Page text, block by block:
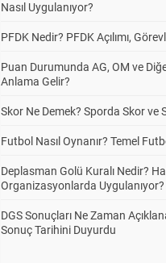
Nasıl Uygulanıyor?
PFDK Nedir? PFDK Açılımı,
Puan Durumunda AG, OM ve
Anlama Gelir?
Skor Ne Demek? Sporda Skor ve
Futbol Nasıl Oynanır? Temel
Deplasman Golü Kuralı Nedir?
Organizasyonlarda Uygulanıyor?
DGS Sonuçları Ne Zaman
Sonuç Tarihini Duyurdu